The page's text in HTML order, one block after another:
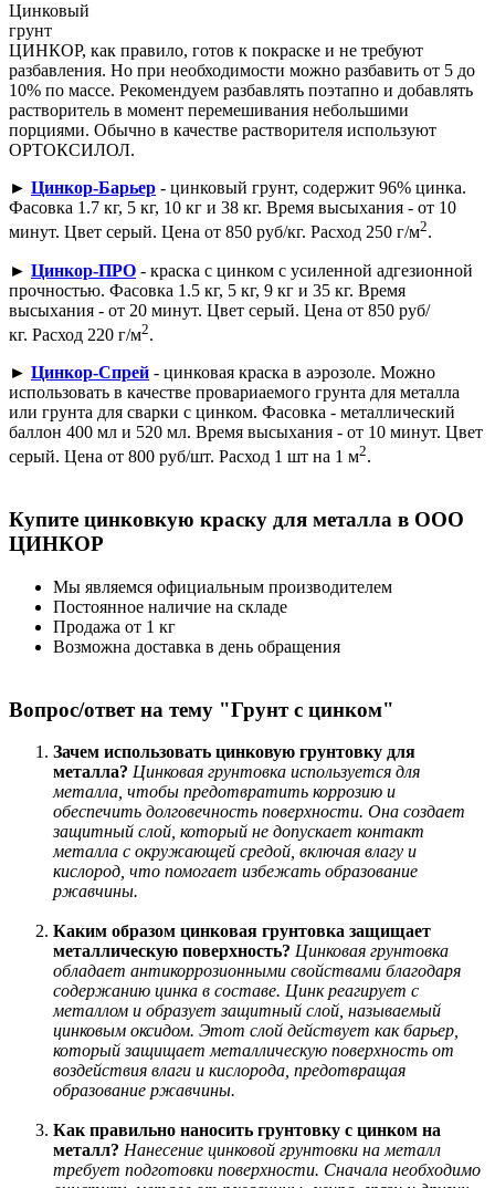
Цинковый
грунт
ЦИНКОР, как правило, готов к покраске и не требуют
разбавления. Но при необходимости можно разбавить от 5 до
10% по массе. Рекомендуем разбавлять поэтапно и добавлять
растворитель в момент перемешивания небольшими
порциями. Обычно в качестве растворителя используют
ОРТОКСИЛОЛ.
► Цинкор-Барьер - цинковый грунт, содержит 96% цинка.
Фасовка 1.7 кг, 5 кг, 10 кг и 38 кг. Время высыхания - от 10
минут. Цвет серый. Цена от 850 руб/кг. Расход 250 г/м2.
► Цинкор-ПРО - краска с цинком с усиленной адгезионной
прочностью. Фасовка 1.5 кг, 5 кг, 9 кг и 35 кг. Время
высыхания - от 20 минут. Цвет серый. Цена от 850 руб/
кг. Расход 220 г/м2.
► Цинкор-Спрей - цинковая краска в аэрозоле. Можно
использовать в качестве провариаемого грунта для металла
или грунта для сварки с цинком. Фасовка - металлический
баллон 400 мл и 520 мл. Время высыхания - от 10 минут. Цвет
серый. Цена от 800 руб/шт. Расход 1 шт на 1 м2.
Купите цинковкую краску для металла в ООО
ЦИНКОР
Мы являемся официальным производителем
Постоянное наличие на складе
Продажа от 1 кг
Возможна доставка в день обращения
Вопрос/ответ на тему "Грунт с цинком"
Зачем использовать цинковую грунтовку для
металла? Цинковая грунтовка используется для
металла, чтобы предотвратить коррозию и
обеспечить долговечность поверхности. Она создает
защитный слой, который не допускает контакт
металла с окружающей средой, включая влагу и
кислород, что помогает избежать образование
ржавчины.
Каким образом цинковая грунтовка защищает
металлическую поверхность? Цинковая грунтовка
обладает антикоррозионными свойствами благодаря
содержанию цинка в составе. Цинк реагирует с
металлом и образует защитный слой, называемый
цинковым оксидом. Этот слой действует как барьер,
который защищает металлическую поверхность от
воздействия влаги и кислорода, предотвращая
образование ржавчины.
Как правильно наносить грунтовку с цинком на
металл? Нанесение цинковой грунтовки на металл
требует подготовки поверхности. Сначала необходимо